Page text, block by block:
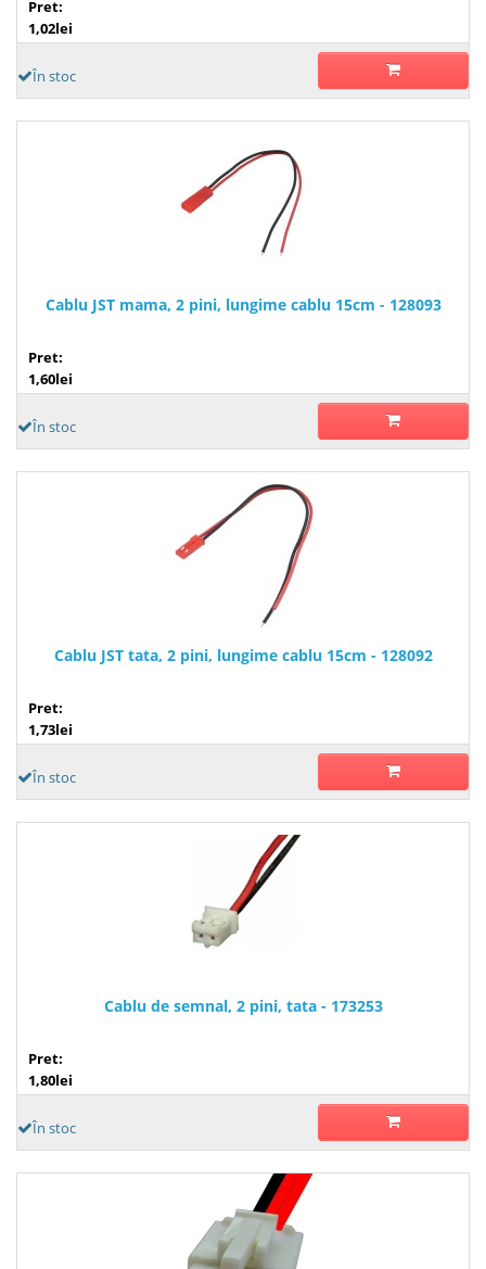
Pret:
1,02lei
În stoc
Cablu JST mama, 2 pini, lungime cablu 15cm - 128093
Pret:
1,60lei
În stoc
Cablu JST tata, 2 pini, lungime cablu 15cm - 128092
Pret:
1,73lei
În stoc
Cablu de semnal, 2 pini, tata - 173253
Pret:
1,80lei
În stoc